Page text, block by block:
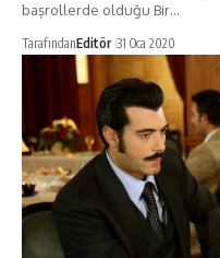
başrollerde olduğu Bir…
TarafındanEditör 31 Oca 2020